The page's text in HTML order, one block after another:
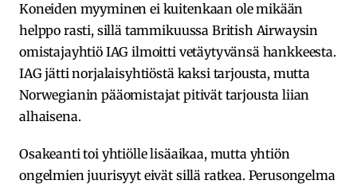
Koneiden myyminen ei kuitenkaan ole mikään
helppo rasti, sillä tammikuussa British Airwaysin
omistajayhtiö IAG ilmoitti vetäytyvänsä hankkeesta.
IAG jätti norjalaisyhtiöstä kaksi tarjousta, mutta
Norwegianin pääomistajat pitivät tarjousta liian
alhaisena.
Osakeanti toi yhtiölle lisäaikaa, mutta yhtiön
ongelmien juurisyyt eivät sillä ratkea. Perusongelma